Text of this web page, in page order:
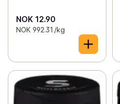
NOK 12.90
NOK 992.31 /kg